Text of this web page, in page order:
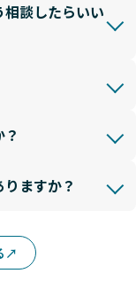
談したらいい
ますか？